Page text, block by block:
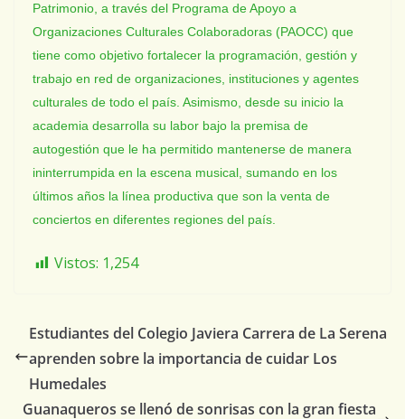
Patrimonio, a través del Programa de Apoyo a
Organizaciones Culturales Colaboradoras (PAOCC) que
tiene como objetivo fortalecer la programación, gestión y
trabajo en red de organizaciones, instituciones y agentes
culturales de todo el país. Asimismo, desde su inicio la
academia desarrolla su labor bajo la premisa de
autogestión que le ha permitido mantenerse de manera
ininterrumpida en la escena musical, sumando en los
últimos años la línea productiva que son la venta de
conciertos en diferentes regiones del país.
Vistos: 1,254
Estudiantes del Colegio Javiera Carrera de La Serena
aprenden sobre la importancia de cuidar Los
Humedales
Guanaqueros se llenó de sonrisas con la gran fiesta